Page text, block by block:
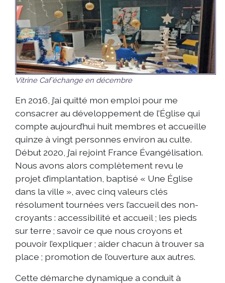
Vitrine Caf’échange en décembre
En 2016, j’ai quitté mon emploi pour me
consacrer au développement de l’Église qui
compte aujourd’hui huit membres et accueille
quinze à vingt personnes environ au culte.
Début 2020, j’ai rejoint France Évangélisation.
Nous avons alors complètement revu le
projet d’implantation, baptisé « Une Église
dans la ville », avec cinq valeurs clés
résolument tournées vers l’accueil des non-
croyants : accessibilité et accueil ; les pieds
sur terre ; savoir ce que nous croyons et
pouvoir l’expliquer ; aider chacun à trouver sa
place ; promotion de l’ouverture aux autres.
Cette démarche dynamique a conduit à